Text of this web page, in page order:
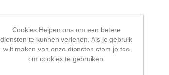
Cookies Helpen ons om een betere
diensten te kunnen verlenen. Als je gebruik
wilt maken van onze diensten stem je toe
om cookies te gebruiken.